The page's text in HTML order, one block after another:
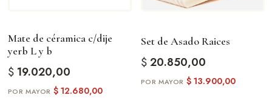
Mate de céramica c/dije
yerb L y b
$19.020,00
$12.680,00
Set de Asado Raices
$20.850,00
$13.900,00